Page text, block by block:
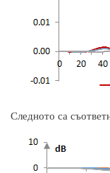
Следното са